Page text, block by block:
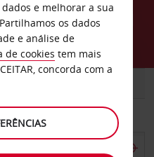
Joensuu
e melhorar a sua
os dados
e análise de
de cookies tem mais
concorda com a